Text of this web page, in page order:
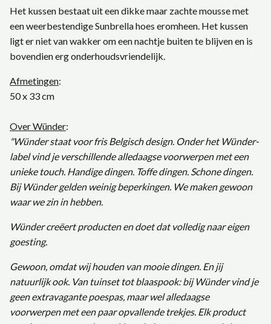
Het kussen bestaat uit een dikke maar zachte mousse met
een weerbestendige Sunbrella hoes eromheen. Het kussen
ligt er niet van wakker om een nachtje buiten te blijven en is
bovendien erg onderhoudsvriendelijk.
Afmetingen:
50 x 33 cm
Over Wünder:
"Wünder staat voor fris Belgisch design. Onder het Wünder-
label vind je verschillende alledaagse voorwerpen met een
unieke touch. Handige dingen. Toffe dingen. Schone dingen.
Bij Wünder gelden weinig beperkingen. We maken gewoon
waar we zin in hebben.
Wünder creëert producten en doet dat volledig naar eigen
goesting.
Gewoon, omdat wij houden van mooie dingen. En jij
natuurlijk ook. Van tuinset tot blaaspook: bij Wünder vind je
geen extravagante poespas, maar wel alledaagse
voorwerpen met een paar opvallende trekjes. Elk product